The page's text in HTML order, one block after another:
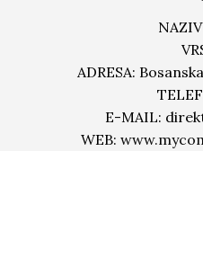
ADRESA:
E-MAIL:
WEB: